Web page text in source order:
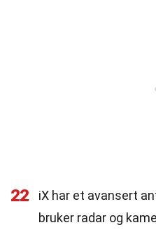
22
iX har et avansert
bruker radar og